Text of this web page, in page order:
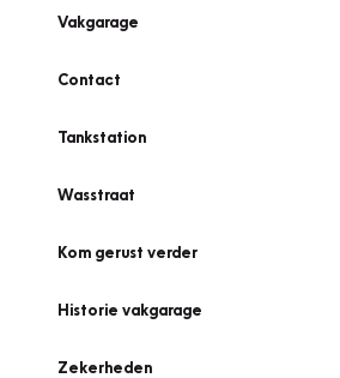
Vakgarage
Contact
Tankstation
Wasstraat
Kom gerust verder
Historie vakgarage
Zekerheden